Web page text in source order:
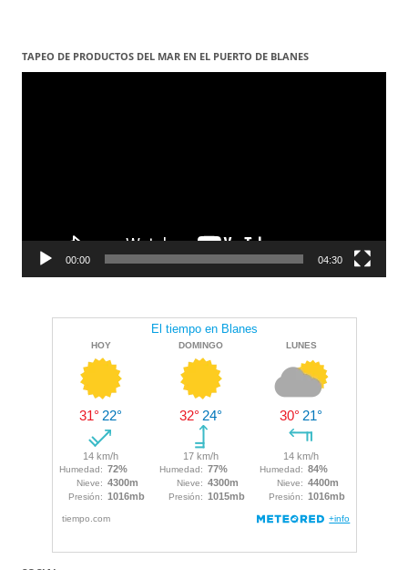
TAPEO DE PRODUCTOS DEL MAR EN EL PUERTO DE BLANES
Reproductor
00:00 04:30